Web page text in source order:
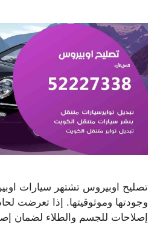
تصليح اوبيروس تشتهر سيارات
وجودتها وموثوقيتها. إذا تعرضت
إصلاحات للجسم والطلاء لضمان